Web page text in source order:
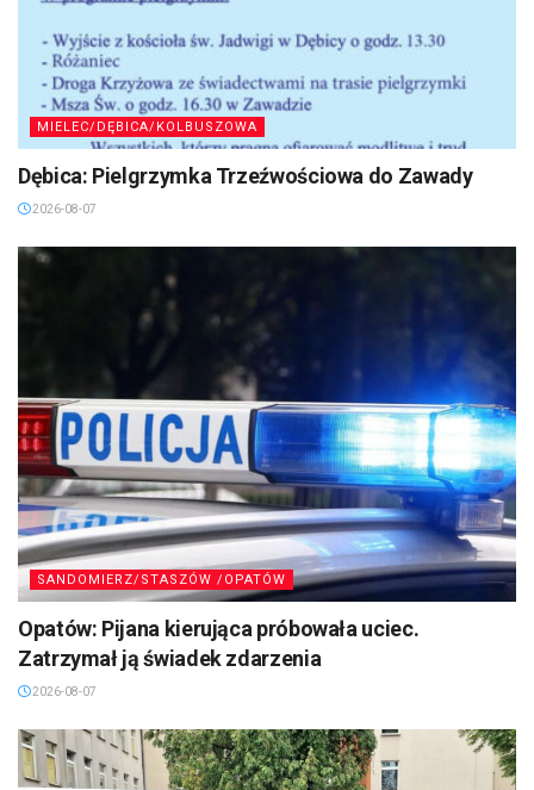
MIELEC/DĘBICA/KOLBUSZOWA
Dębica: Pielgrzymka Trzeźwościowa do Zawady
2026-08-07
SANDOMIERZ/STASZÓW /OPATÓW
Opatów: Pijana kierująca próbowała uciec.
Zatrzymał ją świadek zdarzenia
2026-08-07